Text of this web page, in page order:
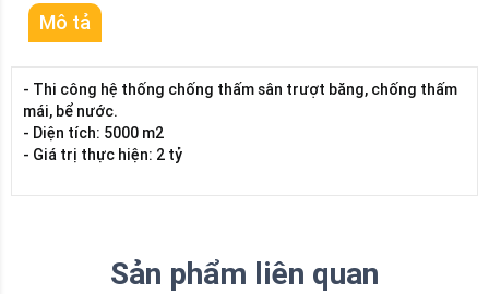
Mô tả
- Thi công hệ thống chống thấm sân trượt băng, chống thấm
mái, bể nước.
- Diện tích: 5000 m2
- Giá trị thực hiện: 2 tỷ
Sản phẩm liên quan